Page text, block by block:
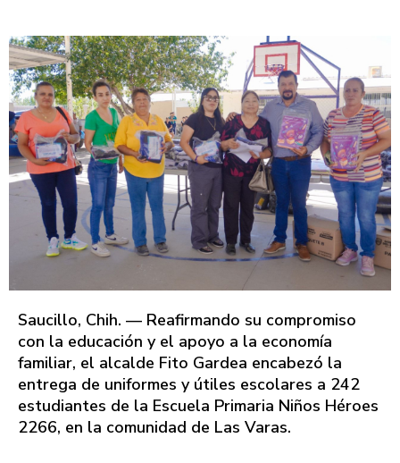
Saucillo, Chih. — Reafirmando su compromiso
con la educación y el apoyo a la economía
familiar, el alcalde Fito Gardea encabezó la
entrega de uniformes y útiles escolares a 242
estudiantes de la Escuela Primaria Niños Héroes
2266, en la comunidad de Las Varas.